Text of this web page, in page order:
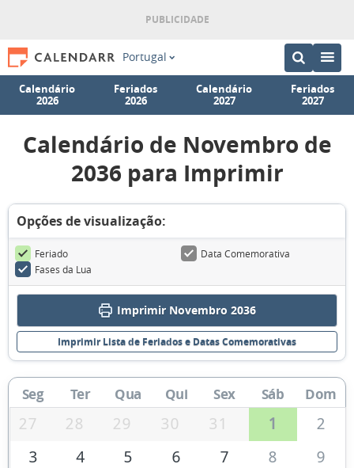
Portugal
Calendário
2026
Feriados
2026
Calendário
2027
Feriados
2027
Calendário de Novembro de
2036 para Imprimir
Opções de visualização:
Feriado
Data Comemorativa
Fases da Lua
Imprimir Novembro 2036
Imprimir Lista de Feriados e Datas Comemorativas
Seg Ter Qua Qui Sex Sáb Dom
27 28 29 30 31 1
2
3
4 5 6 7 8
9